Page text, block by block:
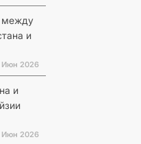
между
и
Июн 2026
и
Июн 2026